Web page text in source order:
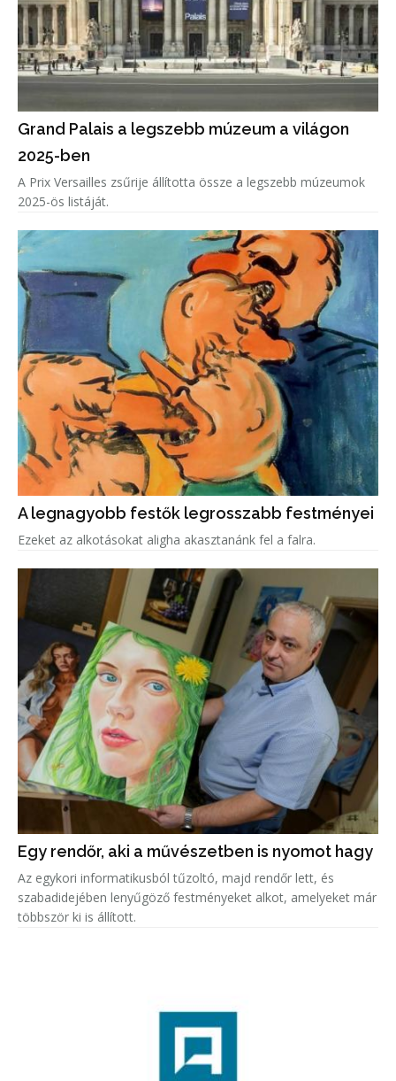
Grand Palais a legszebb múzeum a világon
2025-ben
A Prix Versailles zsűrije állította össze a legszebb múzeumok
2025-ös listáját.
A legnagyobb festők legrosszabb festményei
Ezeket az alkotásokat aligha akasztanánk fel a falra.
Egy rendőr, aki a művészetben is nyomot hagy
Az egykori informatikusból tűzoltó, majd rendőr lett, és
szabadidejében lenyűgöző festményeket alkot, amelyeket már
többször ki is állított.